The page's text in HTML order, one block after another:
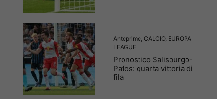
Anteprime CALCIO, EUROPA
LEAGUE
Pronostico Salisburgo-
Pafos: quarta vittoria di
fila